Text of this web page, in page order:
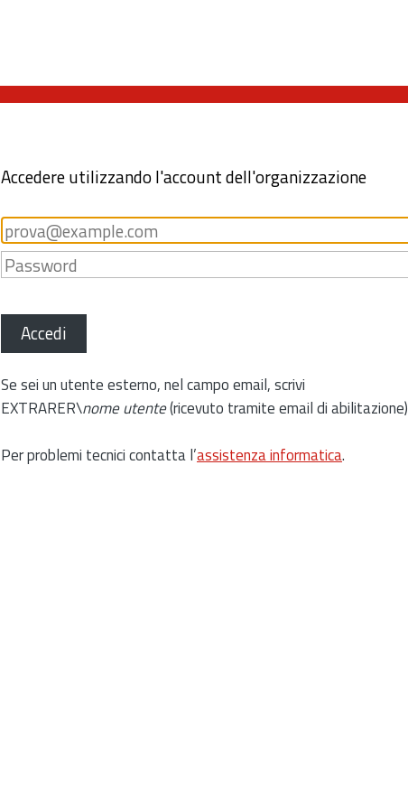
Accedere utilizzando l'account dell'organizzazione
Accedi
Se sei un utente esterno, nel campo email, scrivi
EXTRARER\nome utente(ricevuto tramite email di abilitazione)
Per problemi tecnici contatta l’assistenza informatica.